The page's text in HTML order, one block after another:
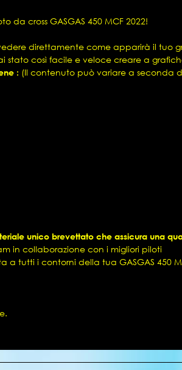
da cross GASGAS 450 MCF 2022!
direttamente come apparirà il tuo
stato così facile e veloce creare a
: (Il contenuto può variare a seconda
unico brevettato che assicura una
in collaborazione con i migliori piloti
a tutti i contorni della tua GASGAS 450